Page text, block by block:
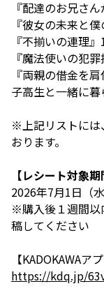
『配達のお兄さ
『彼女の未来と
『不揃いの連理
『魔法使いの犯
『両親の借金を
子高生と一緒に
※上記リストには
おります。
【レシート対象期
2026年7月1日（
※購入後１週間以
稿してください
【KADOKAWAア
https://kdq.jp/